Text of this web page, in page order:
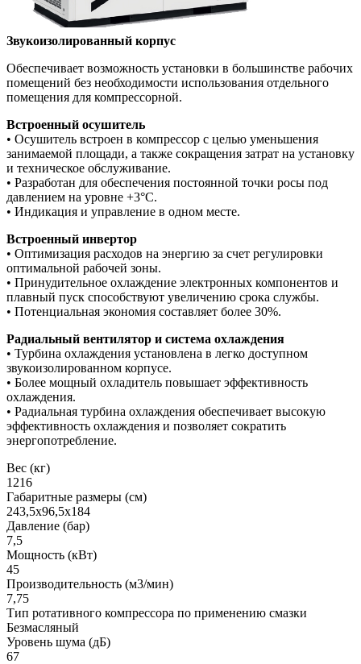
Звукоизолированный корпус
Обеспечивает возможность установки в большинстве рабочих
помещений без необходимости использования отдельного
помещения для компрессорной.
Встроенный осушитель
• Осушитель встроен в компрессор с целью уменьшения
занимаемой площади, а также сокращения затрат на установку
и техническое обслуживание.
• Разработан для обеспечения постоянной точки росы под
давлением на уровне +3°C.
• Индикация и управление в одном месте.
Встроенный инвертор
• Оптимизация расходов на энергию за счет регулировки
оптимальной рабочей зоны.
• Принудительное охлаждение электронных компонентов и
плавный пуск способствуют увеличению срока службы.
• Потенциальная экономия составляет более 30%.
Радиальный вентилятор и система охлаждения
• Турбина охлаждения установлена в легко доступном
звукоизолированном корпусе.
• Более мощный охладитель повышает эффективность
охлаждения.
• Радиальная турбина охлаждения обеспечивает высокую
эффективность охлаждения и позволяет сократить
энергопотребление.
Вес (кг)
1216
Габаритные размеры (см)
243,5х96,5х184
Давление (бар)
7,5
Мощность (кВт)
45
Производительность (м3/мин)
7,75
Тип ротативного компрессора по применению смазки
Безмасляный
Уровень шума (дБ)
67